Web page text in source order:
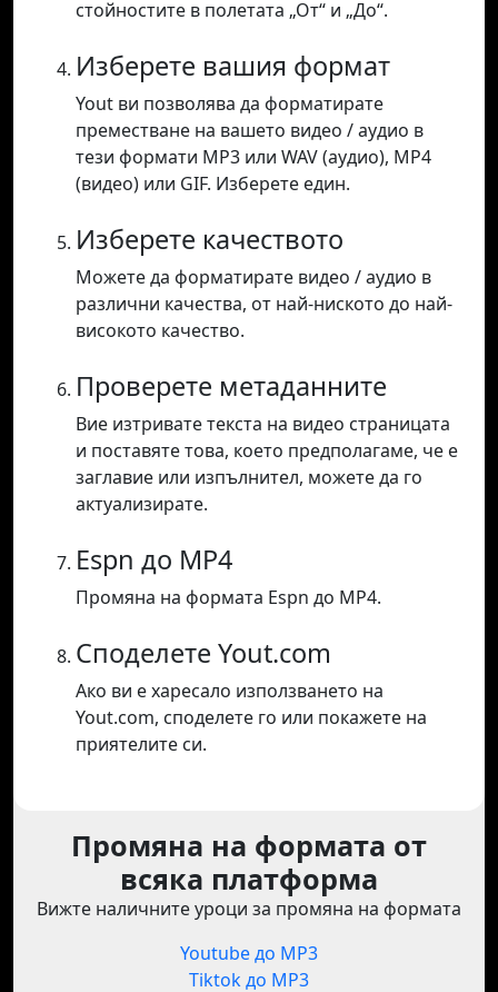
стойностите в полетата „От“ и „До“.
Изберете вашия формат
Yout ви позволява да форматирате
преместване на вашето видео / аудио в
тези формати MP3 или WAV (аудио), MP4
(видео) или GIF. Изберете един.
Изберете качеството
Можете да форматирате видео / аудио в
различни качества, от най-ниското до най-
високото качество.
Проверете метаданните
Вие изтривате текста на видео страницата
и поставяте това, което предполагаме, че е
заглавие или изпълнител, можете да го
актуализирате.
Espn до MP4
Промяна на формата Espn до MP4.
Споделете Yout.com
Ако ви е харесало използването на
Yout.com, споделете го или покажете на
приятелите си.
Промяна на формата от
всяка платформа
Вижте наличните уроци за промяна на формата
Youtube до MP3
Tiktok до MP3